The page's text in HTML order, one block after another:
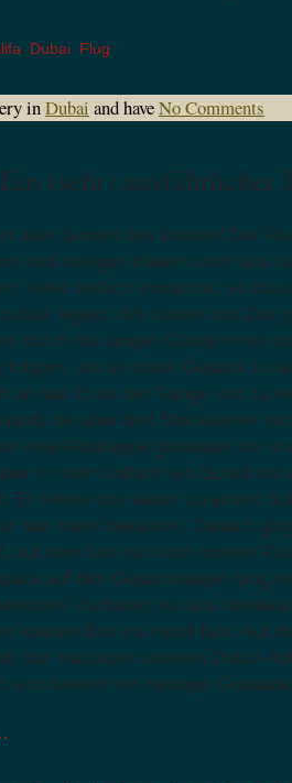
Dubai Flug
inDubai and haveNo Comments
(sehr) ausführlicher
allen Sinnen des Wortes! Der
und riesigen Hallen nahm uns
Alles einfach monströs, so
legten. Wir hatten uns Zeit
durch die langen Gänge irrten
folgten, um an unser Gepäck zu
an das Ende der Gänge und zu
die über drei Stockwerke
eine Rolltreppe gelangten wir
in roter Uniform ein Schild mit
Er leitete uns weiter zu einem
das Hotel bekamen. Danach
auf dem fast nur noch unsere
auf den Gepäckwägen ging
Schalter, wo uns
kleinen Bus ins Hotel fuhr. Auf
das Hauptziel unseres Dubai-
von Weitem ein riesiges